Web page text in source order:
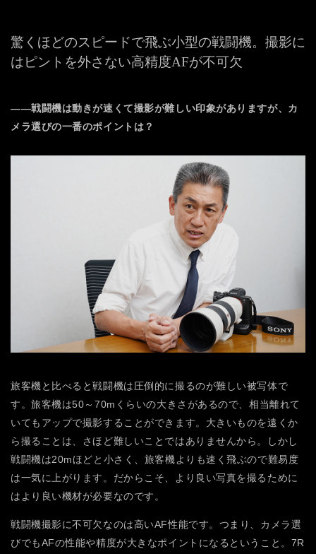
驚くほどのスピードで飛ぶ小型の戦闘機。 撮影に
はピントを外さない高精度AFが不可欠
――戦闘機は動きが速くて撮影が難しい印象がありますが、カ
メラ選びの一番のポイントは？
旅客機と比べると戦闘機は圧倒的に撮るのが難しい被写体で
す。旅客機は50～70mくらいの大きさがあるので、相当離れて
いてもアップで撮影することができます。大きいものを遠くか
ら撮ることは、さほど難しいことではありませんから。しかし
戦闘機は20mほどと小さく、旅客機よりも速く飛ぶので難易度
は一気に上がります。だからこそ、より良い写真を撮るために
はより良い機材が必要なのです。
戦闘機撮影に不可欠なのは高いAF性能です。つまり、カメラ選
びでもAFの性能や精度が大きなポイントになるということ。7R